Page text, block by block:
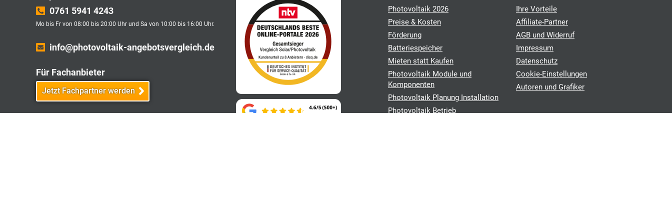
0761 5941 4243
Mo bis Fr von 08:00 bis 20:00 Uhr und Sa von 10:00 bis 16:00 Uhr.
info@photovoltaik-angebotsvergleich.de
Für Fachanbieter
Jetzt Fachpartner werden
Photovoltaik 2026
Preise & Kosten
Förderung
Batteriespeicher
Mieten statt Kaufen
Photovoltaik Module und
Komponenten
Photovoltaik Planung Installation
Photovoltaik Betrieb
Ihre Vorteile
Affiliate-Partner
AGB und Widerruf
Impressum
Datenschutz
Cookie-Einstellungen
Autoren und Grafiker